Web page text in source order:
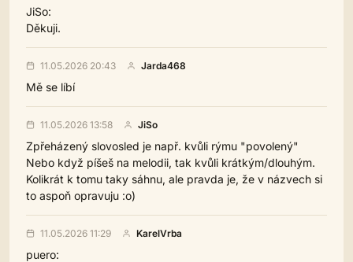
JiSo:
Děkuji.
11.05.2026 20:43 Jarda468
Mě se líbí
11.05.2026 13:58 JiSo
Zpřeházený slovosled je např. kvůli rýmu "povolený"
Nebo když píšeš na melodii, tak kvůli krátkým/dlouhým.
Kolikrát k tomu taky sáhnu, ale pravda je, že v názvech si
to aspoň opravuju :o)
11.05.2026 11:29 KarelVrba
puero: